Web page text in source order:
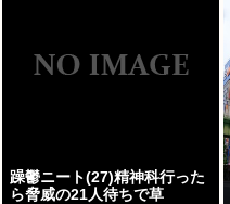
躁鬱ニート(27)精神科行った
ら脅威の21人待ちで草